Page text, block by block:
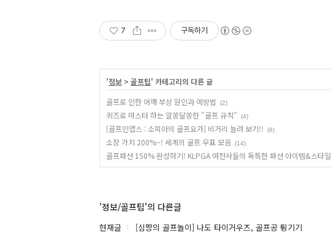
7 구독하기
'정보 > 골프팁' 카테고리의 다른 글
골프로 인한 어깨 부상 원인과 예방법
(2)
퀴즈로 마스터 하는 알쏭달쏭한 "골프 규칙" (4)
[골프인앱스 : 소피아의 골프요가] 비거리 늘려 보기!! (8)
소장 가치 200%~! 세계의 골프 우표 모음 (14)
골프패션 150% 완성하기! KLPGA 여전사들의 독특한 패션 아이템&스타일
'정보/골프팁'의 다른글
현재글 [심짱의 골프놀이] 나도 타이거우즈, 골프공 튕기기